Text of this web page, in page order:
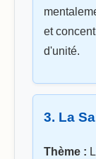
et
d'unité.
3. La
Thème :